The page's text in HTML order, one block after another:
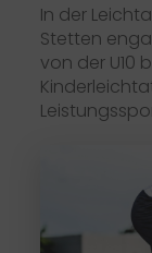
In der
Stetten
von der U10